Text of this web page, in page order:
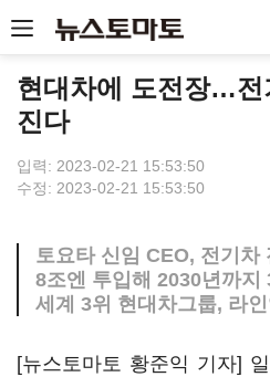
현대차에 도전장…전
진다
입력: 2023-02-21 15:53:50
수정: 2023-02-21 15:53:50
토요타 신임 CEO, 전기차
8조엔 투입해 2030년까지
세계 3위 현대차그룹, 라
[뉴스토마토 황준익 기자]